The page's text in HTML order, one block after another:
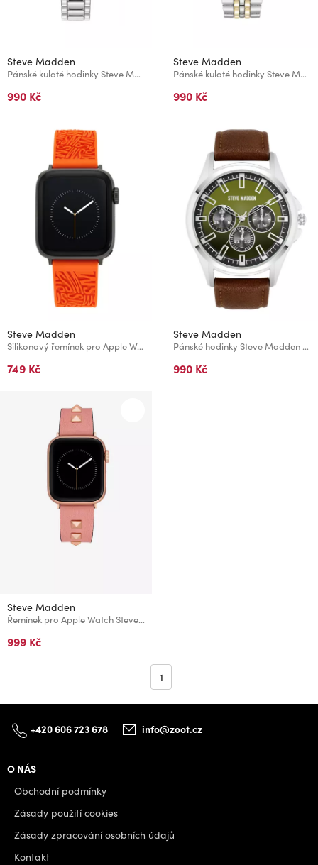
Steve Madden
Pánské kulaté hodinky Steve Madden SM/9139NVSV
990 Kč
Steve Madden
Pánské kulaté hodinky Steve Madden SM/9159SVTT
990 Kč
Steve Madden
Silikonový řemínek pro Apple Watch Steve Madden 38/40/41 mm
749 Kč
Steve Madden
Pánské hodinky Steve Madden SM/9110GRSV
990 Kč
Steve Madden
Řemínek pro Apple Watch Steve Madden 38/40/41 mm
999 Kč
1
+420 606 723 678 info@zoot.cz
O NÁS
Obchodní podmínky
Zásady použití cookies
Zásady zpracování osobních údajů
Kontakt